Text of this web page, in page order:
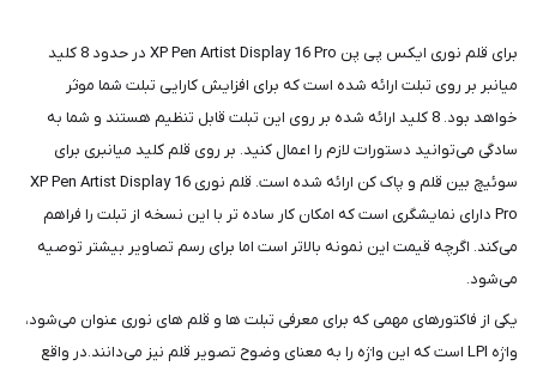
برای قلم نوری ایکس پی پن XP Pen Artist Display 16 Pro در حدود 8 کلید
میانبر بر روی تبلت ارائه شده است که برای افزایش کارایی تبلت شما موثر
خواهد بود. 8 کلید ارائه شده بر روی این تبلت قابل تنظیم هستند و شما به
سادگی می‌توانید دستورات لازم را اعمال کنید. بر روی قلم کلید میانبری برای
سوئیچ بین قلم و پاک کن ارائه شده است. قلم نوری XP Pen Artist Display 16
Pro دارای نمایشگری است که امکان کار ساده تر با این نسخه از تبلت را فراهم
می‌کند. اگرچه قیمت این نمونه بالاتر است اما برای رسم تصاویر بیشتر توصیه
می‌شود.
یکی از فاکتورهای مهمی که برای معرفی تبلت ها و قلم های نوری عنوان می‌شود،
واژه LPI است که این واژه را به معنای وضوح تصویر قلم نیز می‌دانند.در واقع